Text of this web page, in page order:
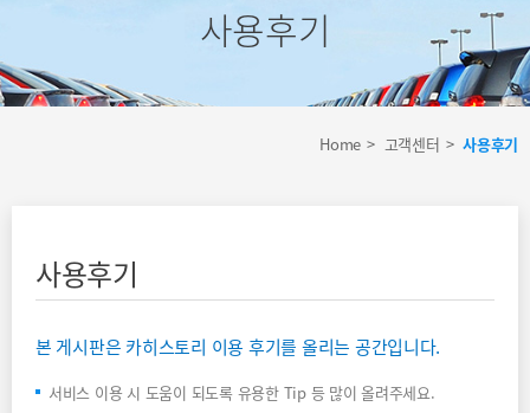
사용후기
Home 고객센터 사용후기
사용후기
본 게시판은 카히스토리 이용 후기를 올리는 공간입니다.
서비스 이용 시 도움이 되도록 유용한 Tip 등 많이 올려주세요.